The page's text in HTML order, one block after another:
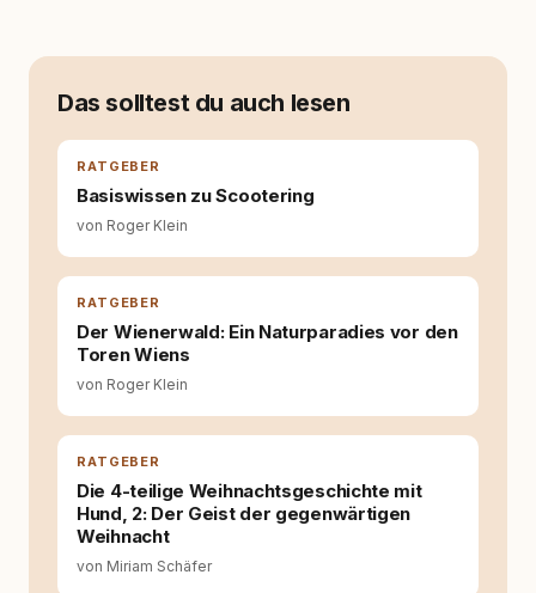
getippt: Geschichten, Beobachtungen,
weniger guten Erfahrungen. Umso mehr hat
erlebt habe, wie verantwortungsvoll und
bewusst gute Hundehaltung funktionieren
kann. Dieser Perspektivwechsel begleitet
meine Arbeit bis heute. Bei rundum.dog bin ich
als Content Managerin an vielen Stellen
beteiligt, an denen aus Ideen fertige Beiträge
werden. Ich recherchiere Themen, plane
Inhalte, schreibe Artikel, begleite Gastbeiträge
redaktionell, veröffentliche Texte und betreue
die Social-Media-Kanäle. Mein Blick richtet
Welche Themen sind relevant? Welche
Fragen stehen dahinter? Und wie lassen sich
Inhalte so aufbereiten, dass sie verständlich,
fundiert und für unsere Leser wirklich
hilfreich sind? Ich glaube, dass Emotionen
allein nicht ausreichen. Gute Entscheidungen
entstehen dort, wo Information,
Hinterfragen zusammenkommen. Mit meinen
Das solltest du auch lesen
RATGEBER
Basiswissen zu Scootering
von Roger Klein
RATGEBER
Der Wienerwald: Ein Naturparadies vor den
Toren Wiens
von Roger Klein
RATGEBER
Die 4-teilige Weihnachtsgeschichte mit
Hund, 2: Der Geist der gegenwärtigen
Weihnacht
von Miriam Schäfer